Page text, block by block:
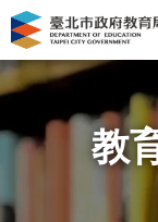
教
育
團
資
料
府
網
站
選
教